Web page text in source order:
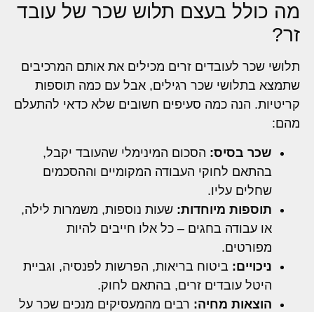
מה כולל בעצם תלוש שכר של עובד
זר?
תלושי שכר לעובדים זרים מכילים את אותם המרכיבים
שתמצא בתלושי שכר רגילים, אבל עם כמה תוספות
קריטיות. הנה כמה סעיפים חשובים שלא כדאי להתעלם
מהם:
שכר בסיס: הסכום המינימלי שהעובד יקבל,
בהתאם לחוקי העבודה המקומיים וההסכמים
שחלים עליו.
תוספות מיוחדות: שעות נוספות, משמרות לילה,
או עבודה בחגים – כל אלו חייבים להיות
מפורטים.
ניכויים: ביטוח בריאות, הפרשות לפנסיה, וגביית
היטל עובדים זרים, בהתאם לחוק.
הוצאות מחיה: רבים מהמעסיקים מנכים שכר על